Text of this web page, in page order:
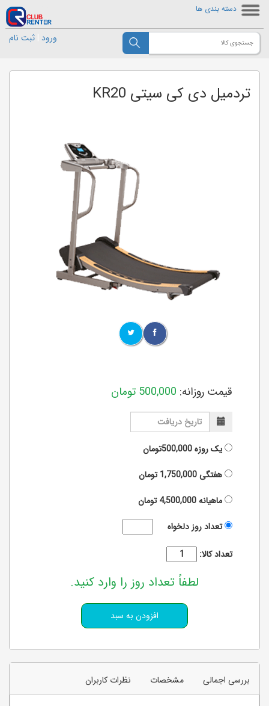
دسته بندی ها
ورود ثبت نام
تردمیل دی کی سیتی KR20
قیمت روزانه: 500,000 تومان
یک روزه500,000تومان
هفتگی1,750,000تومان
ماهیانه4,500,000تومان
تعداد روز دلخواه
تعداد کالا:
لطفاً تعداد روز را وارد کنید.
بررسی اجمالی مشخصات نظرات کاربران